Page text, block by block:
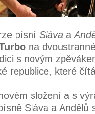
písní Sláva a
na
s novým
republice, které
složení a s
Sláva a